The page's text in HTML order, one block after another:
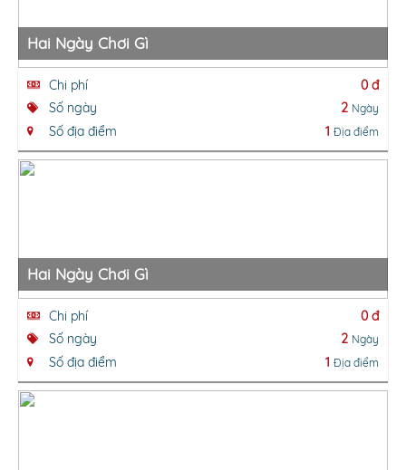
Hai Ngày Chơi Gì
Chi phí
0 đ
Số ngày
2 Ngày
Số địa điểm 1 Địa điểm
Hai Ngày Chơi Gì
Chi phí
0 đ
Số ngày
2 Ngày
Số địa điểm 1 Địa điểm